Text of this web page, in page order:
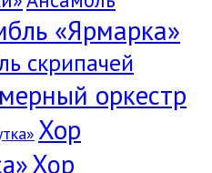
«Ярмарка»
скрипачей
оркестр
Хор
Хор